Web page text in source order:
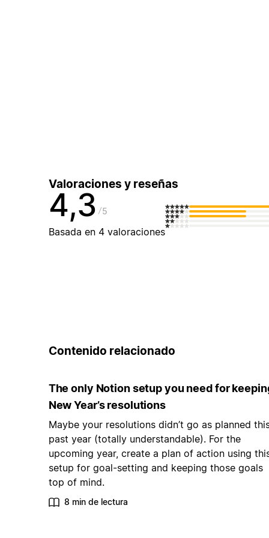
Valoraciones y reseñas
4,3 5
Basada en 4 valoraciones
Contenido relacionado
The only Notion setup you need for
New Year’s resolutions
Maybe your resolutions didn’t go as planned
past year (totally understandable). For the
upcoming year, create a plan of action using
setup for goal-setting and keeping those goals
top of mind.
8 min de lectura